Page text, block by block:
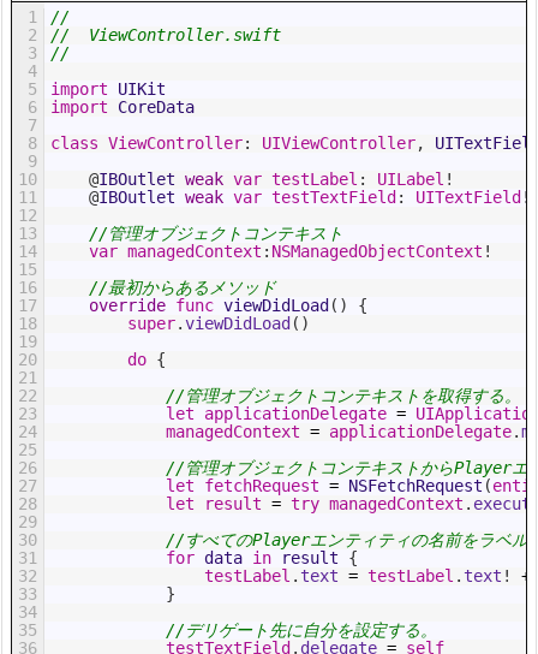
1
2
3
4
5
6
7
8
9
10
11
12
13
14
15
16
17
18
19
20
21
22
23
24
25
26
27
28
29
30
31
32
33
34
35
36
//
//  ViewController.swift
//
import
UIKit
import
CoreData
class ViewController: UIViewController,
@IBOutlet weak var testLabel : UILabel !
@IBOutlet weak var testTextField : UITextField !
//管理オブジェクトコンテキスト
var managedContext : NSManagedObjectContext !
//最初からあるメソッド
override func viewDidLoad ( )
{
super.viewDidLoad ( )
do {
//管理オブジェクトコンテキストを取得する。
let
applicationDelegate =
managedContext = applicationDelegate.
//管理オブジェクトコンテキストからPlayerエ
let
fetchRequest = NSFetchRequest (
let
result = try managedContext .
//すべてのPlayerエンティティの名前をラベル
for data in result
{
testLabel . text = testLabel . text !
+
}
//デリゲート先に自分を設定する。
testTextField . delegate = self